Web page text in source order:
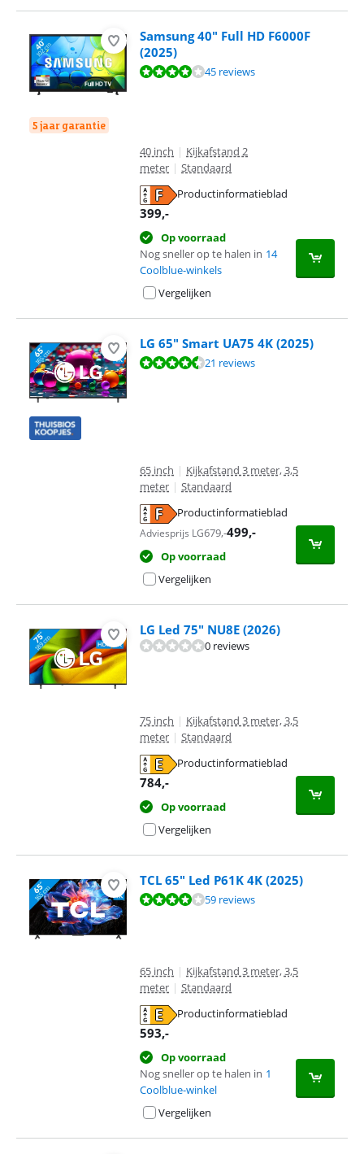
5 jaar garantie
Samsung 40" Full HD F6000F
(2025)
Beoordeling is 7,8 van de 10, gebaseerd op 45 reviews.
45 reviews
40 inch | Kijkafstand 2
meter | Standaard
Productinformatieblad
399,-
Op voorraad
Nog sneller op te halen in 14
Coolblue-winkels
Vergelijken
LG 65" Smart UA75 4K (2025)
Beoordeling is 8,8 van de 10, gebaseerd op 21 reviews.
21 reviews
65 inch | Kijkafstand 3 meter, 3,5
meter | Standaard
Productinformatieblad
Adviesprijs LG679,-499,-
Op voorraad
Vergelijken
LG Led 75" NU8E (2026)
0 reviews
75 inch | Kijkafstand 3 meter, 3,5
meter | Standaard
Productinformatieblad
784,-
Op voorraad
Vergelijken
TCL 65" Led P61K 4K (2025)
Beoordeling is 8,3 van de 10, gebaseerd op 59 reviews.
59 reviews
65 inch | Kijkafstand 3 meter, 3,5
meter | Standaard
Productinformatieblad
593,-
Op voorraad
Nog sneller op te halen in 1
Coolblue-winkel
Vergelijken